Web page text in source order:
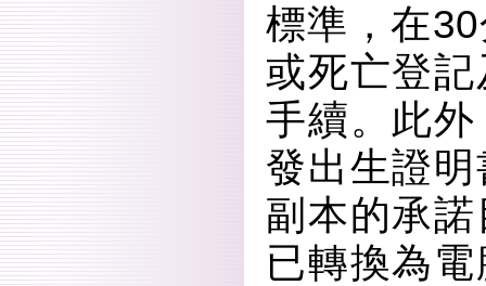
標準，在
或死亡登
手續。此
發出生證
副本的承
已轉換為